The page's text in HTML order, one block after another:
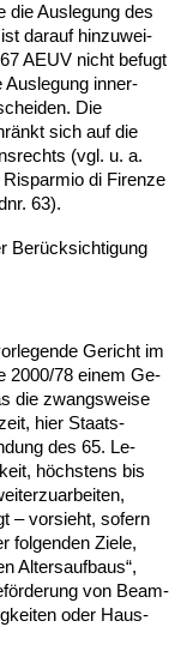
die Aus­le­gung des
dar­auf hin­zu­wei­
AEUV nicht be­fugt
Aus­le­gung in­ner­
Die
sich auf die
(vgl. u. a.
di Firen­ze
63).
Berück­sich­ti­gung
Ge­richt im
2000/78 ei­nem Ge­
die zwangs­wei­se
hier Staats­
des 65. Le­
höchs­tens bis
– vor­sieht, so­fern
fol­gen­den Zie­le,
Al­ters­auf­baus“,
von Be­am­
oder Haus­